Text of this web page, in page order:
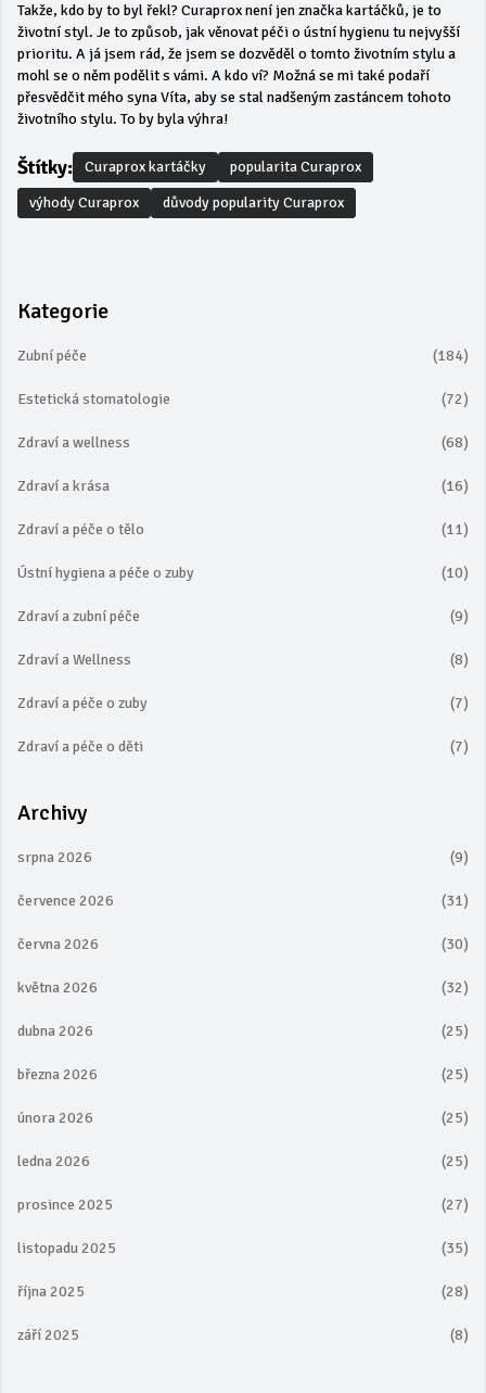
Takže, kdo by to byl řekl? Curaprox není jen značka kartáčků, je to
životní styl. Je to způsob, jak věnovat péči o ústní hygienu tu nejvyšší
prioritu. A já jsem rád, že jsem se dozvěděl o tomto životním stylu a
mohl se o něm podělit s vámi. A kdo ví? Možná se mi také podaří
přesvědčit mého syna Víta, aby se stal nadšeným zastáncem tohoto
životního stylu. To by byla výhra!
Štítky: Curaprox kartáčky
popularita Curaprox
výhody Curaprox
důvody popularity Curaprox
Kategorie
Zubní péče (184)
Estetická stomatologie (72)
Zdraví a wellness (68)
Zdraví a krása (16)
Zdraví a péče o tělo (11)
Ústní hygiena a péče o zuby (10)
Zdraví a zubní péče (9)
Zdraví a Wellness (8)
Zdraví a péče o zuby (7)
Zdraví a péče o děti (7)
Archivy
srpna 2026 (9)
července 2026 (31)
června 2026 (30)
května 2026 (32)
dubna 2026 (25)
března 2026 (25)
února 2026 (25)
ledna 2026 (25)
prosince 2025 (27)
listopadu 2025 (35)
října 2025 (28)
září 2025 (8)